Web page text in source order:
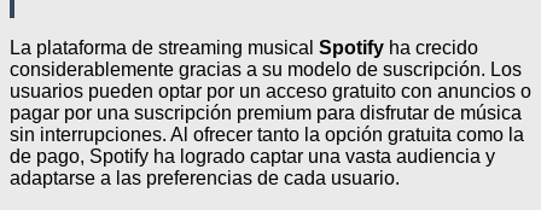
La plataforma de streaming musical Spotify ha crecido
considerablemente gracias a su modelo de suscripción. Los
usuarios pueden optar por un acceso gratuito con anuncios o
pagar por una suscripción premium para disfrutar de música
sin interrupciones. Al ofrecer tanto la opción gratuita como la
de pago, Spotify ha logrado captar una vasta audiencia y
adaptarse a las preferencias de cada usuario.